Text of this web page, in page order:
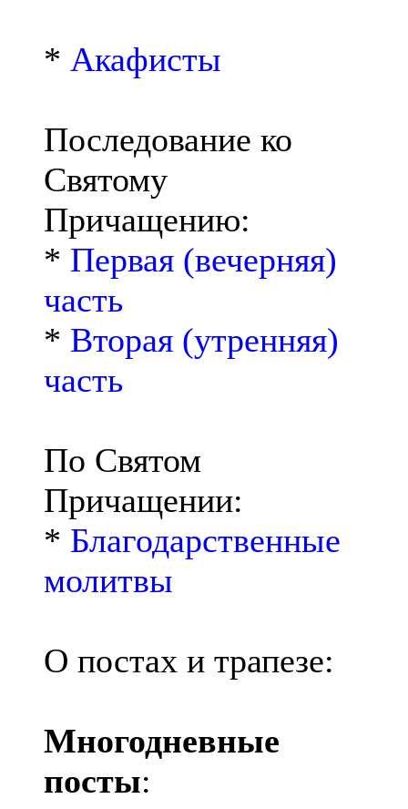
* Акафисты
Последование ко
Святому
Причащению:
* Первая (вечерняя)
часть
* Вторая (утренняя)
часть
По Святом
Причащении:
* Благодарственные
молитвы
О постах и трапезе:
Многодневные
посты: